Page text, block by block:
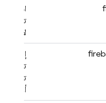
تصحيح
لأحد
إنشاء
تصحيح
تطبيق
أو حذفها